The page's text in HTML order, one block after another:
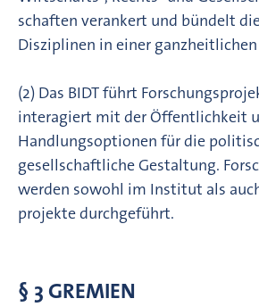
schaften verankert und bündelt
Disziplinen in einer ganzheitlichen
(2) Das BIDT führt
interagiert mit der Öffentlichkeit
Hand­lungs­­optionen für die
gesellschaftliche Gestaltung.
werden sowohl im Institut als
projekte durchgeführt.
§ 3 GREMIEN